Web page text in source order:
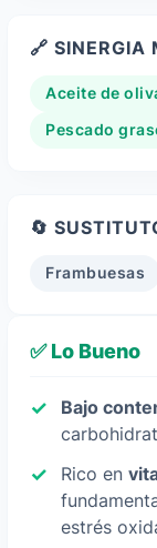
🔗 SINERGIA
Aceite de
Pescado
🔄
Frambuesas
✅ Lo Bueno
Bajo
Rico en
estrés